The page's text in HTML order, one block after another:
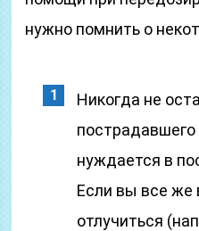
нужно помнить о
Никогда не
нуждается в
Если вы все
отлучиться